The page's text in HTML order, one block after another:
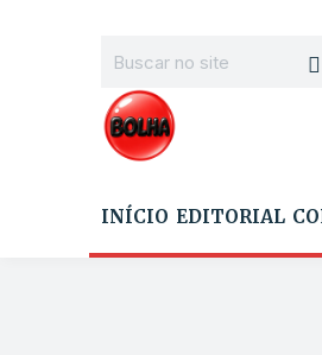
INÍCIO EDITORIAL